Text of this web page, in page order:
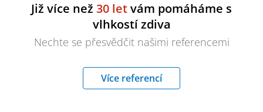
Již více než 30 letvám pomáháme s
vlhkostí zdiva
Nechte se přesvědčit našimi referencemi
Více referencí